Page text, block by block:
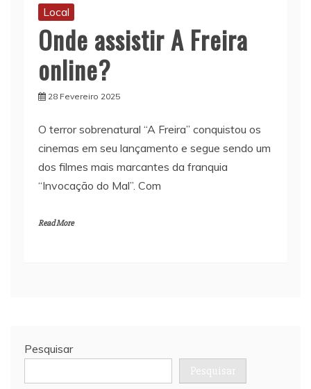
Local
Onde assistir A Freira
online?
28 Fevereiro 2025
O terror sobrenatural “A Freira” conquistou os
cinemas em seu lançamento e segue sendo um
dos filmes mais marcantes da franquia
“Invocação do Mal”. Com
Read More
Pesquisar
Pesquisar